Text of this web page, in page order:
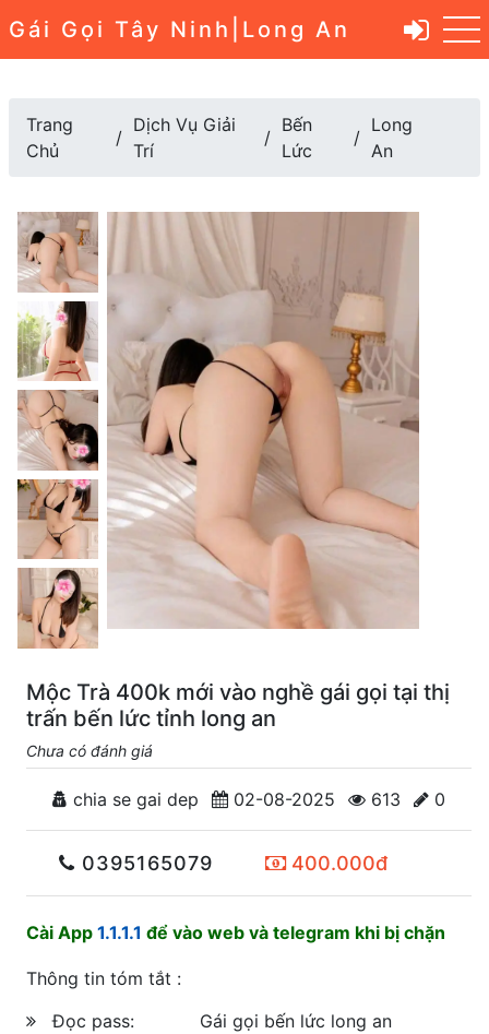
Gái Gọi Tây Ninh|Long An
Trang
Chủ
Dịch Vụ Giải
Trí
Bến
Lức
Long
An
Mộc Trà 400k mới vào nghề gái gọi tại thị
trấn bến lức tỉnh long an
Chưa có đánh giá
chia se gai dep 02-08-2025 613 0
0395165079 400.000đ
Cài App 1.1.1.1 để vào web và telegram khi bị chặn
Thông tin tóm tắt :
Đọc pass:
Gái gọi bến lức long an